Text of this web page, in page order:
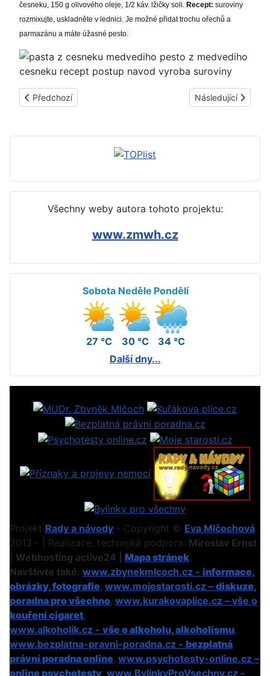
česneku, 150 g olivového oleje, 1/2 káv. lžičky soli. Recept: suroviny
rozmixujte, uskladněte v lednici. Je možné přidat trochu ořechů a
parmazánu a máte úžasné pesto.
Předchozí článek: Vývar s osmaženou zeleninou a protlakem
Předchozí Další článek:
Následující
Všechny weby autora tohoto projektu:
www.zmwh.cz
Sobota
27 °C
Neděle
30 °C
Pondělí
34 °C
Další dny...
Projekt Rady a návody - Copyright © Eva Mlčochová
2013 - | Realizace, technická podpora: Miroslav Ernst
Webhosting active24 | Mapa stránek.
Navštivte také: www.zbynekmlcoch.cz - informace,
obrázky, fotografie, www.mojestarosti.cz – diskuze,
poradna pro všechno, www.kurakovaplice.cz – vše o
kouření cigaret,
www.alkoholik.cz - vše o alkoholu, alkoholismu,
www.bezplatna-pravni-poradna.cz - bezplatná
právní poradna online, www.psychotesty-online.cz –
online psychotesty, www.BylinkyProVsechny.cz -